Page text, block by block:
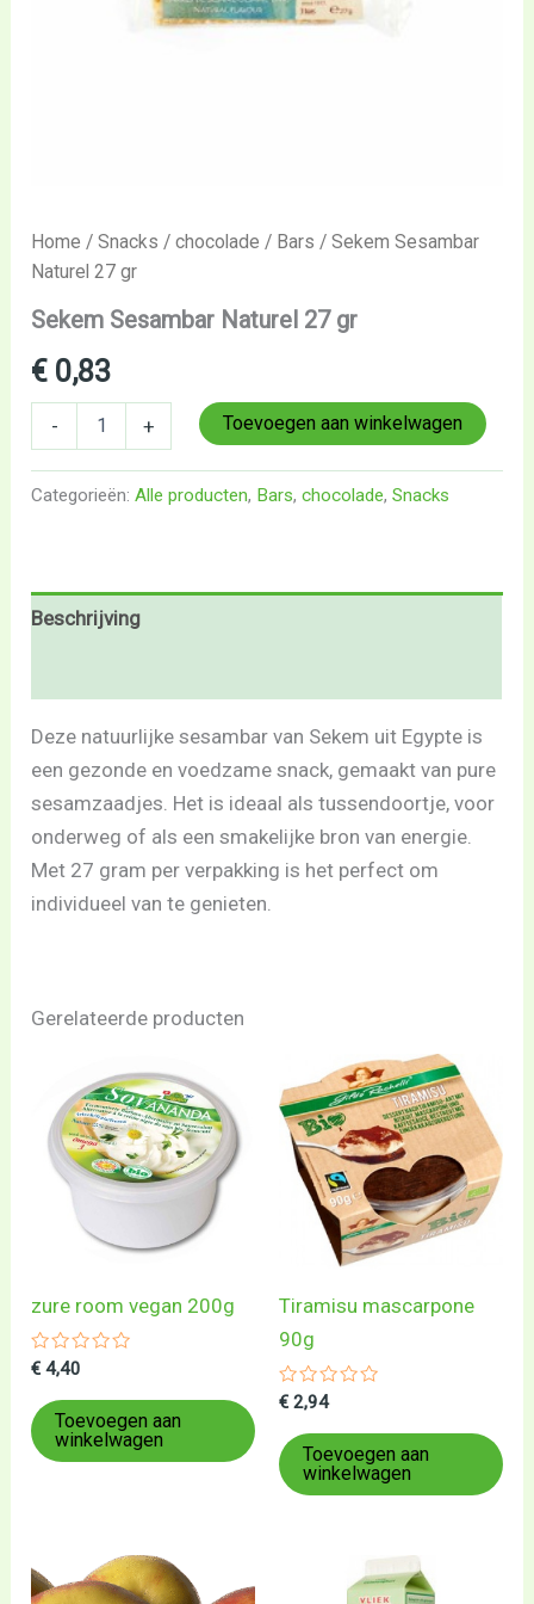
Home /Snacks /chocolade / Bars / Sekem Sesambar
Naturel 27 gr
Sekem Sesambar Naturel 27 gr
€ 0,83
- + Toevoegen aan winkelwagen
Categorieën:Alle producten, Bars,chocolade,Snacks
Beschrijving
Deze natuurlijke sesambar van Sekem uit Egypte is
een gezonde en voedzame snack, gemaakt van pure
sesamzaadjes. Het is ideaal als tussendoortje, voor
onderweg of als een smakelijke bron van energie.
Met 27 gram per verpakking is het perfect om
individueel van te genieten.
Gerelateerde producten
zure room vegan 200g
Gewaardeerd
uit
5
€ 4,40
Toevoegen aan
winkelwagen
Tiramisu mascarpone
90g
Gewaardeerd
uit
5
€ 2,94
Toevoegen aan
winkelwagen